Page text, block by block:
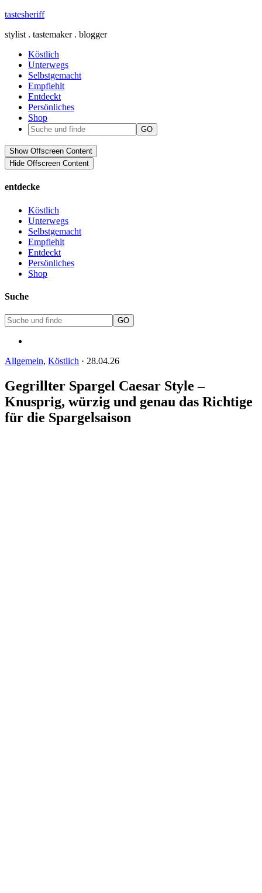
tastesheriff
stylist . tastemaker . blogger
Köstlich
Unterwegs
Selbstgemacht
Empfiehlt
Entdeckt
Persönliches
Shop
Show Offscreen Content
Hide Offscreen Content
entdecke
Köstlich
Unterwegs
Selbstgemacht
Empfiehlt
Entdeckt
Persönliches
Shop
Suche
Allgemein, Köstlich · 28.04.26
Gegrillter Spargel Caesar Style –
Knusprig, würzig und genau das Richtige
für die Spargelsaison